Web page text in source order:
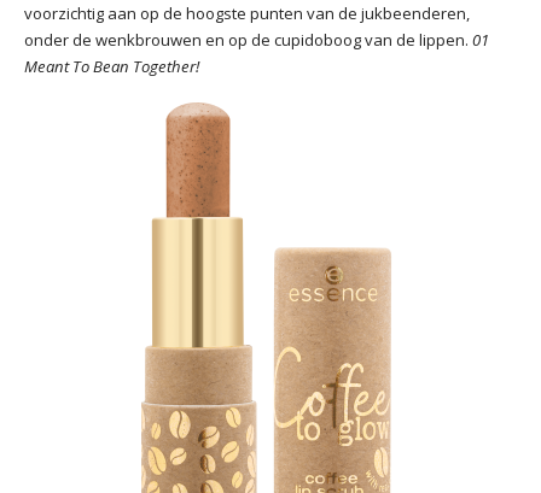
voorzichtig aan op de hoogste punten van de jukbeenderen,
onder de wenkbrouwen en op de cupidoboog van de lippen. 01
Meant To Bean Together!